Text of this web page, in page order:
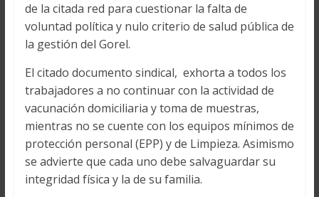
de la citada red para cuestionar la falta de
voluntad política y nulo criterio de salud pública de
la gestión del Gorel.
El citado documento sindical, exhorta a todos los
trabajadores a no continuar con la actividad de
vacunación domiciliaria y toma de muestras,
mientras no se cuente con los equipos mínimos de
protección personal (EPP) y de Limpieza. Asimismo
se advierte que cada uno debe salvaguardar su
integridad física y la de su familia.